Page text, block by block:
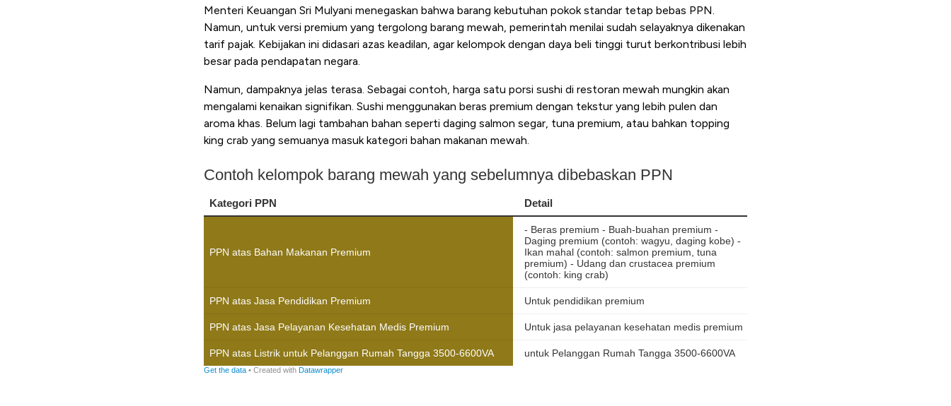
Menteri Keuangan Sri Mulyani menegaskan bahwa barang kebutuhan pokok standar tetap bebas PPN.
Namun, untuk versi premium yang tergolong barang mewah, pemerintah menilai sudah selayaknya dikenakan
tarif pajak. Kebijakan ini didasari azas keadilan, agar kelompok dengan daya beli tinggi turut berkontribusi lebih
besar pada pendapatan negara.
Namun, dampaknya jelas terasa. Sebagai contoh, harga satu porsi sushi di restoran mewah mungkin akan
mengalami kenaikan signifikan. Sushi menggunakan beras premium dengan tekstur yang lebih pulen dan
aroma khas. Belum lagi tambahan bahan seperti daging salmon segar, tuna premium, atau bahkan topping
king crab yang semuanya masuk kategori bahan makanan mewah.